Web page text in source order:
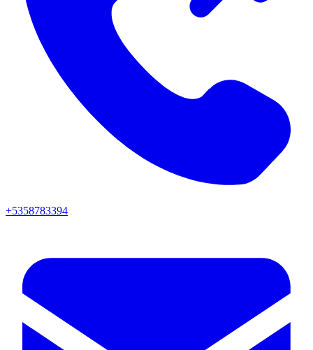
+5358783394